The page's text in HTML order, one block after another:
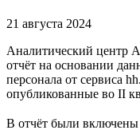
21 августа 2024
Аналитический
отчёт на основании
персонала от сервиса
опубликованные во II
В отчёт были включены